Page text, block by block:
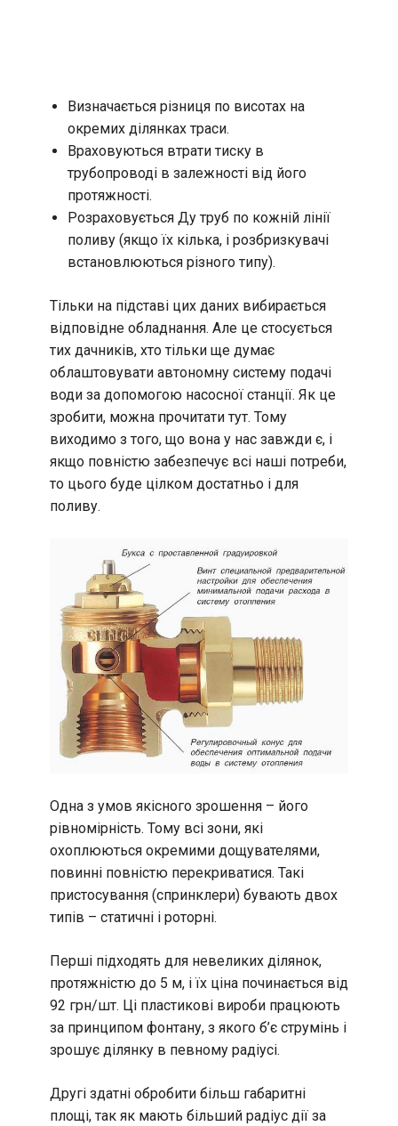
Визначається різниця по висотах на
окремих ділянках траси.
Враховуються втрати тиску в
трубопроводі в залежності від його
протяжності.
Розраховується Ду труб по кожній лінії
поливу (якщо їх кілька, і розбризкувачі
встановлюються різного типу).
Тільки на підставі цих даних вибирається
відповідне обладнання. Але це стосується
тих дачників, хто тільки ще думає
облаштовувати автономну систему подачі
води за допомогою насосної станції. Як це
зробити, можна прочитати тут. Тому
виходимо з того, що вона у нас завжди є, і
якщо повністю забезпечує всі наші потреби,
то цього буде цілком достатньо і для
поливу.
Одна з умов якісного зрошення – його
рівномірність. Тому всі зони, які
охоплюються окремими дощувателями,
повинні повністю перекриватися. Такі
пристосування (спринклери) бувають двох
типів – статичні і роторні.
Перші підходять для невеликих ділянок,
протяжністю до 5 м, і їх ціна починається від
92 грн/шт. Ці пластикові вироби працюють
за принципом фонтану, з якого б’є струмінь і
зрошує ділянку в певному радіусі.
Другі здатні обробити більш габаритні
площі, так як мають більший радіус дії за